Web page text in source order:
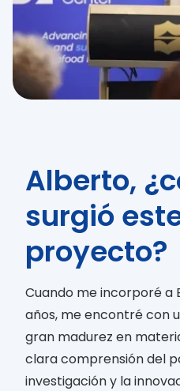
Alberto,
surgió
proyecto?
Cuando me incorporé a
años, me encontré con
gran madurez en
clara comprensión del
investigación y la